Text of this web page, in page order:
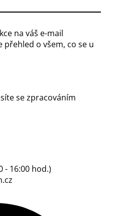
na váš e-mail
přehled o všem, co se u
sezpracováním
- 16:00 hod.)